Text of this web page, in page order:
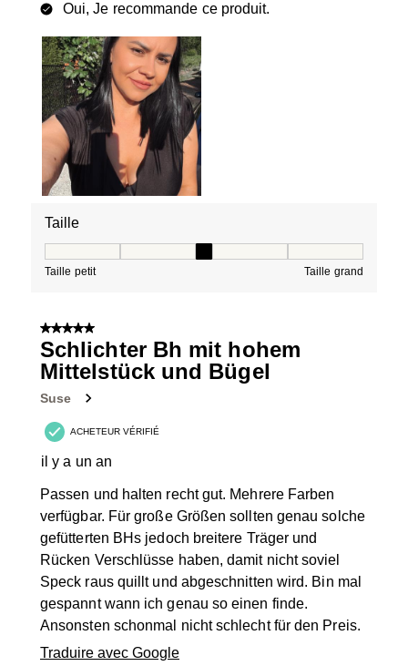
Oui, Je recommande ce produit.
Taille
Taille petit Taille grand
5 sur 5 étoiles.
Schlichter Bh mit hohem
Mittelstück und Bügel
Suse
ACHETEUR VÉRIFIÉ
il y a un an
Passen und halten recht gut. Mehrere Farben
verfügbar. Für große Größen sollten genau solche
gefütterten BHs jedoch breitere Träger und
Rücken Verschlüsse haben, damit nicht soviel
Speck raus quillt und abgeschnitten wird. Bin mal
gespannt wann ich genau so einen finde.
Ansonsten schonmal nicht schlecht für den Preis.
Traduire avec Google